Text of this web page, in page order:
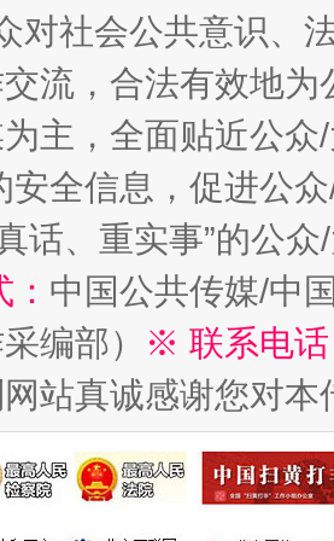
的免责幌子
对社会公共意识、
流，合法有效地
主，全面贴近公
安全信息，促进公
话、重实事”的公
中国公共传媒/中
编部）
※ 联系电
站真诚感谢您对